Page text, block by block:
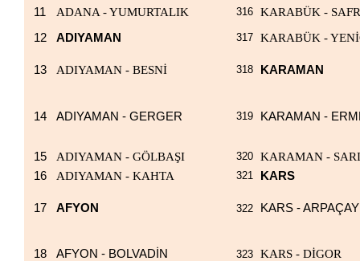
11
ADANA - YUMURTALIK 316
KARABÜK -
12
ADIYAMAN 317 KARABÜK -
13 ADIYAMAN - BESNİ 318 KARAMAN
14 ADIYAMAN - GERGER 319 KARAMAN -
15 ADIYAMAN - GÖLBAŞI 320
KARAMAN -
16
ADIYAMAN - KAHTA 321 KARS
17 AFYON 322 KARS - ARPAÇAY
18 AFYON - BOLVADİN 323 KARS - DİGOR